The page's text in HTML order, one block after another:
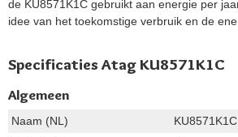
de KU8571K1C gebruikt aan energie per
idee van het toekomstige verbruik en de
Specificaties Atag KU8571K1C
Algemeen
Naam (NL)
KU8571K1C